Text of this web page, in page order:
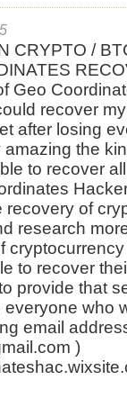
CRYPTO /
Geo
recover
after losing
amazing the
to recover
of
research
to recover
provide that
who
email
)